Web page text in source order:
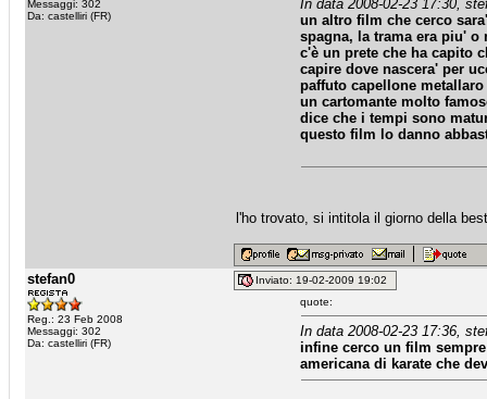
Messaggi: 302
Da: castelliri (FR)
In data 2008-02-23 17:30,
un altro film che cerco
spagna, la trama era piu' o
c'è un prete che ha capito
capire dove nascera' per
paffuto capellone
un cartomante molto
dice che i tempi sono
questo film lo danno
l'ho trovato, si intitola il giorno della
stefan0
Reg.: 23 Feb 2008
Messaggi: 302
Da: castelliri (FR)
Inviato: 19-02-2009 19:02
quote:
In data 2008-02-23 17:36,
infine cerco un film
americana di karate che